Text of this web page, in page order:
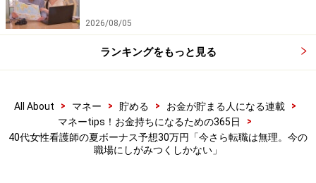
ーーーーーーーーーーーーーーーー
※本文カッコ内の回答者コメントは原文に準拠していま
※投稿エピソードのため、内容の正確性を保証するもの
ではございません
2026/08/05
ランキングをもっと見る
All About > マネー > 貯める > お金が貯まる人になる連載
>
マネーtips！お金持ちになるための365日
>
40代女性看護師の夏ボーナス予想30万円「今さら転職は無理。今の
職場にしがみつくしかない」